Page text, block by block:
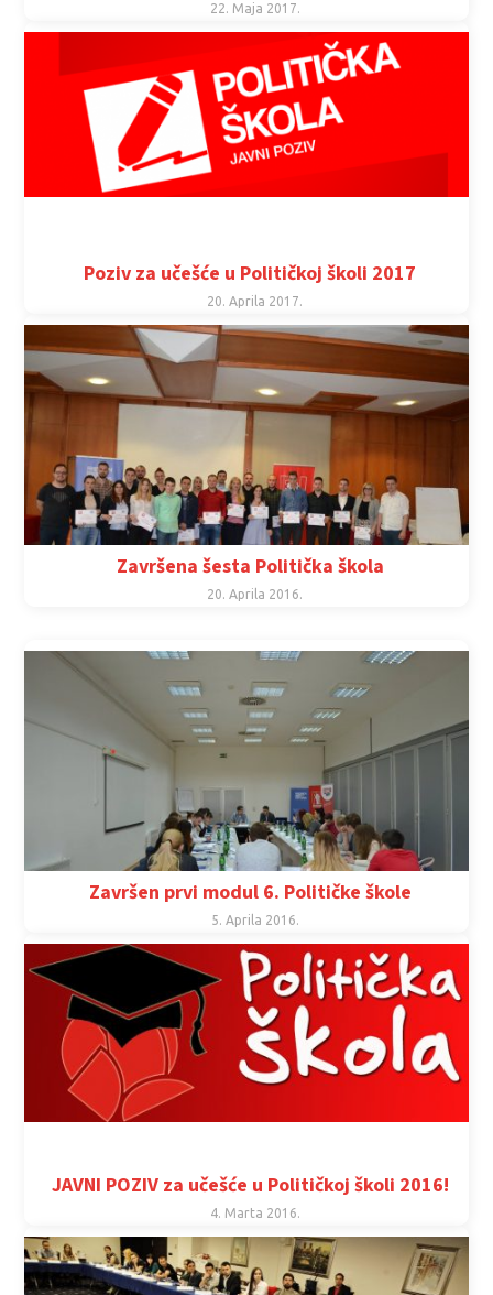
22. Maja 2017.
Poziv za učešće u Političkoj školi 2017
20. Aprila 2017.
Završena šesta Politička škola
20. Aprila 2016.
Završen prvi modul 6. Političke škole
5. Aprila 2016.
JAVNI POZIV za učešće u Političkoj školi 2016!
4. Marta 2016.